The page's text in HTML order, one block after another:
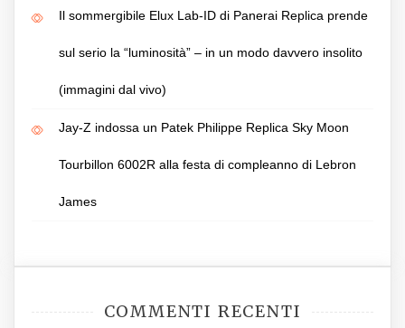
Il sommergibile Elux Lab-ID di Panerai Replica prende
sul serio la “luminosità” – in un modo davvero insolito
(immagini dal vivo)
Jay-Z indossa un Patek Philippe Replica Sky Moon
Tourbillon 6002R alla festa di compleanno di Lebron
James
COMMENTI RECENTI